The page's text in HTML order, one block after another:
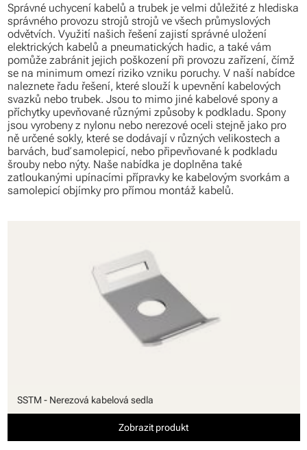
Správné uchycení kabelů a trubek je velmi důležité z hlediska
správného provozu strojů strojů ve všech průmyslových
odvětvích. Využití našich řešení zajistí správné uložení
elektrických kabelů a pneumatických hadic, a také vám
pomůže zabránit jejich poškození při provozu zařízení, čímž
se na minimum omezí riziko vzniku poruchy. V naší nabídce
naleznete řadu řešení, které slouží k upevnění kabelových
svazků nebo trubek. Jsou to mimo jiné kabelové spony a
příchytky upevňované různými způsoby k podkladu. Spony
jsou vyrobeny z nylonu nebo nerezové oceli stejně jako pro
ně určené sokly, které se dodávají v různých velikostech a
barvách, buď samolepicí, nebo připevňované k podkladu
šrouby nebo nýty. Naše nabídka je doplněna také
zatloukanými upínacími přípravky ke kabelovým svorkám a
samolepicí objímky pro přímou montáž kabelů.
SSTM - Nerezová kabelová sedla
Zobrazit produkt